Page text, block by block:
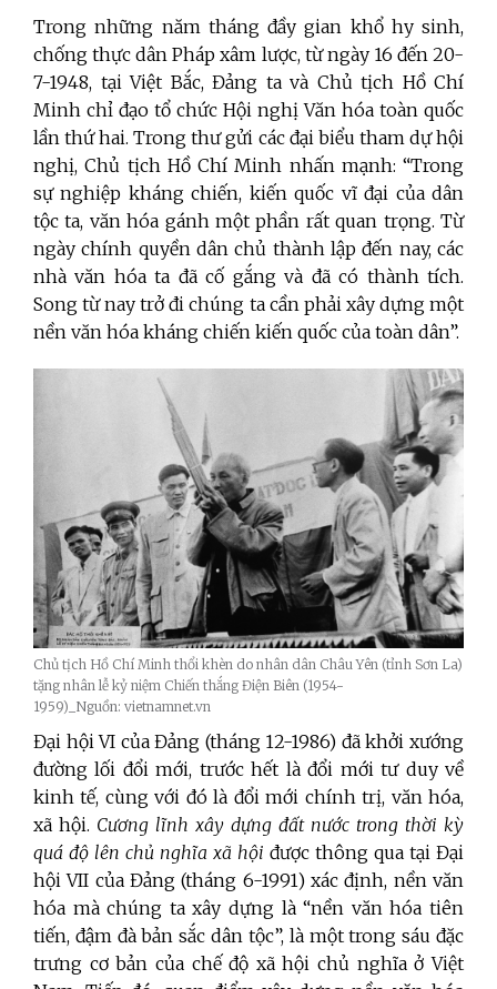
Trong những năm tháng đầy gian khổ hy sinh,
chống thực dân Pháp xâm lược, từ ngày 16 đến 20-
7-1948, tại Việt Bắc, Đảng ta và Chủ tịch Hồ Chí
Minh chỉ đạo tổ chức Hội nghị Văn hóa toàn quốc
lần thứ hai. Trong thư gửi các đại biểu tham dự hội
nghị, Chủ tịch Hồ Chí Minh nhấn mạnh: “Trong
sự nghiệp kháng chiến, kiến quốc vĩ đại của dân
tộc ta, văn hóa gánh một phần rất quan trọng. Từ
ngày chính quyền dân chủ thành lập đến nay, các
nhà văn hóa ta đã cố gắng và đã có thành tích.
Song từ nay trở đi chúng ta cần phải xây dựng một
nền văn hóa kháng chiến kiến quốc của toàn dân”.
Chủ tịch Hồ Chí Minh thổi khèn do nhân dân Châu Yên (tỉnh Sơn La)
tặng nhân lễ kỷ niệm Chiến thắng Điện Biên (1954-
1959)_Nguồn: vietnamnet.vn
Đại hội VI của Đảng (tháng 12-1986) đã khởi xướng
đường lối đổi mới, trước hết là đổi mới tư duy về
kinh tế, cùng với đó là đổi mới chính trị, văn hóa,
xã hội. Cương lĩnh xây dựng đất nước trong thời kỳ
quá độ lên chủ nghĩa xã hội được thông qua tại Đại
hội VII của Đảng (tháng 6-1991) xác định, nền văn
hóa mà chúng ta xây dựng là “nền văn hóa tiên
tiến, đậm đà bản sắc dân tộc”, là một trong sáu đặc
trưng cơ bản của chế độ xã hội chủ nghĩa ở Việt